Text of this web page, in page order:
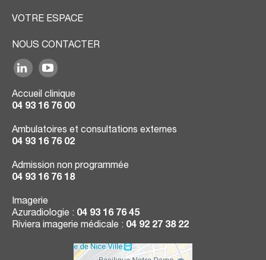
VOTRE ESPACE
NOUS CONTACTER
Accueil clinique
04 93 16 76 00
Ambulatoires et consultations externes
04 93 16 76 02
Admission non programmée
04 93 16 76 18
Imagerie
Azuradiologie : 04 93 16 76 45
Riviera imagerie médicale : 04 92 27 38 22